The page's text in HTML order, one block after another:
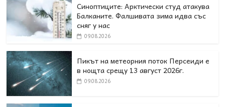
Синоптиците: Арктически студ атакува
Балканите. Фалшивата зима идва със
сняг у нас
09.08.2026
Пикът на метеорния поток Персеиди е
в нощта срещу 13 август 2026г.
09.08.2026